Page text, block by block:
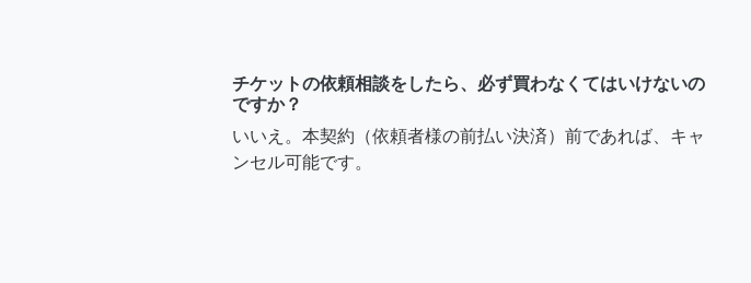
チケットの依頼相談をしたら、必ず買わなくてはいけないの
ですか？
いいえ。本契約（依頼者様の前払い決済）前であれば、キャ
ンセル可能です。